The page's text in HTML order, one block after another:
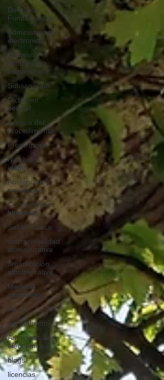
Derechos
Fundamentales
Administración
electrónica
Proceso
contencioso
administrativo
Subsanación
Dictamen
pericial
Lengua del
procedimiento
Prescripción
Non bis in
idem
Abstención y
recusación
Consejos para
bloguear
Salud Pública
discrecionalidad
administrativa
organización
administrativa
Medidas
cautelares
Aguas
vía de hecho
Administración
electrónica
blogs
licencias